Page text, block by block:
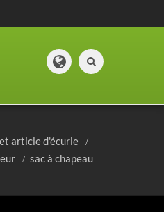
article d'écurie
sac à chapeau